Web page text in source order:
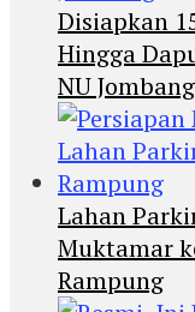
Disiapkan
Hingga
NU Jombang
Lahan
Muktamar
Rampung